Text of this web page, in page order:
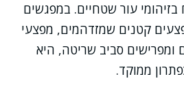
עור שטחיים. במפגשים
קטנים שמזדהמים, מפצעי
ומפרישים סביב שריטה, היא
ממוקד.